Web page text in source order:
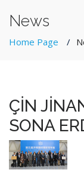
News
Home Page
ÇİN
SONA